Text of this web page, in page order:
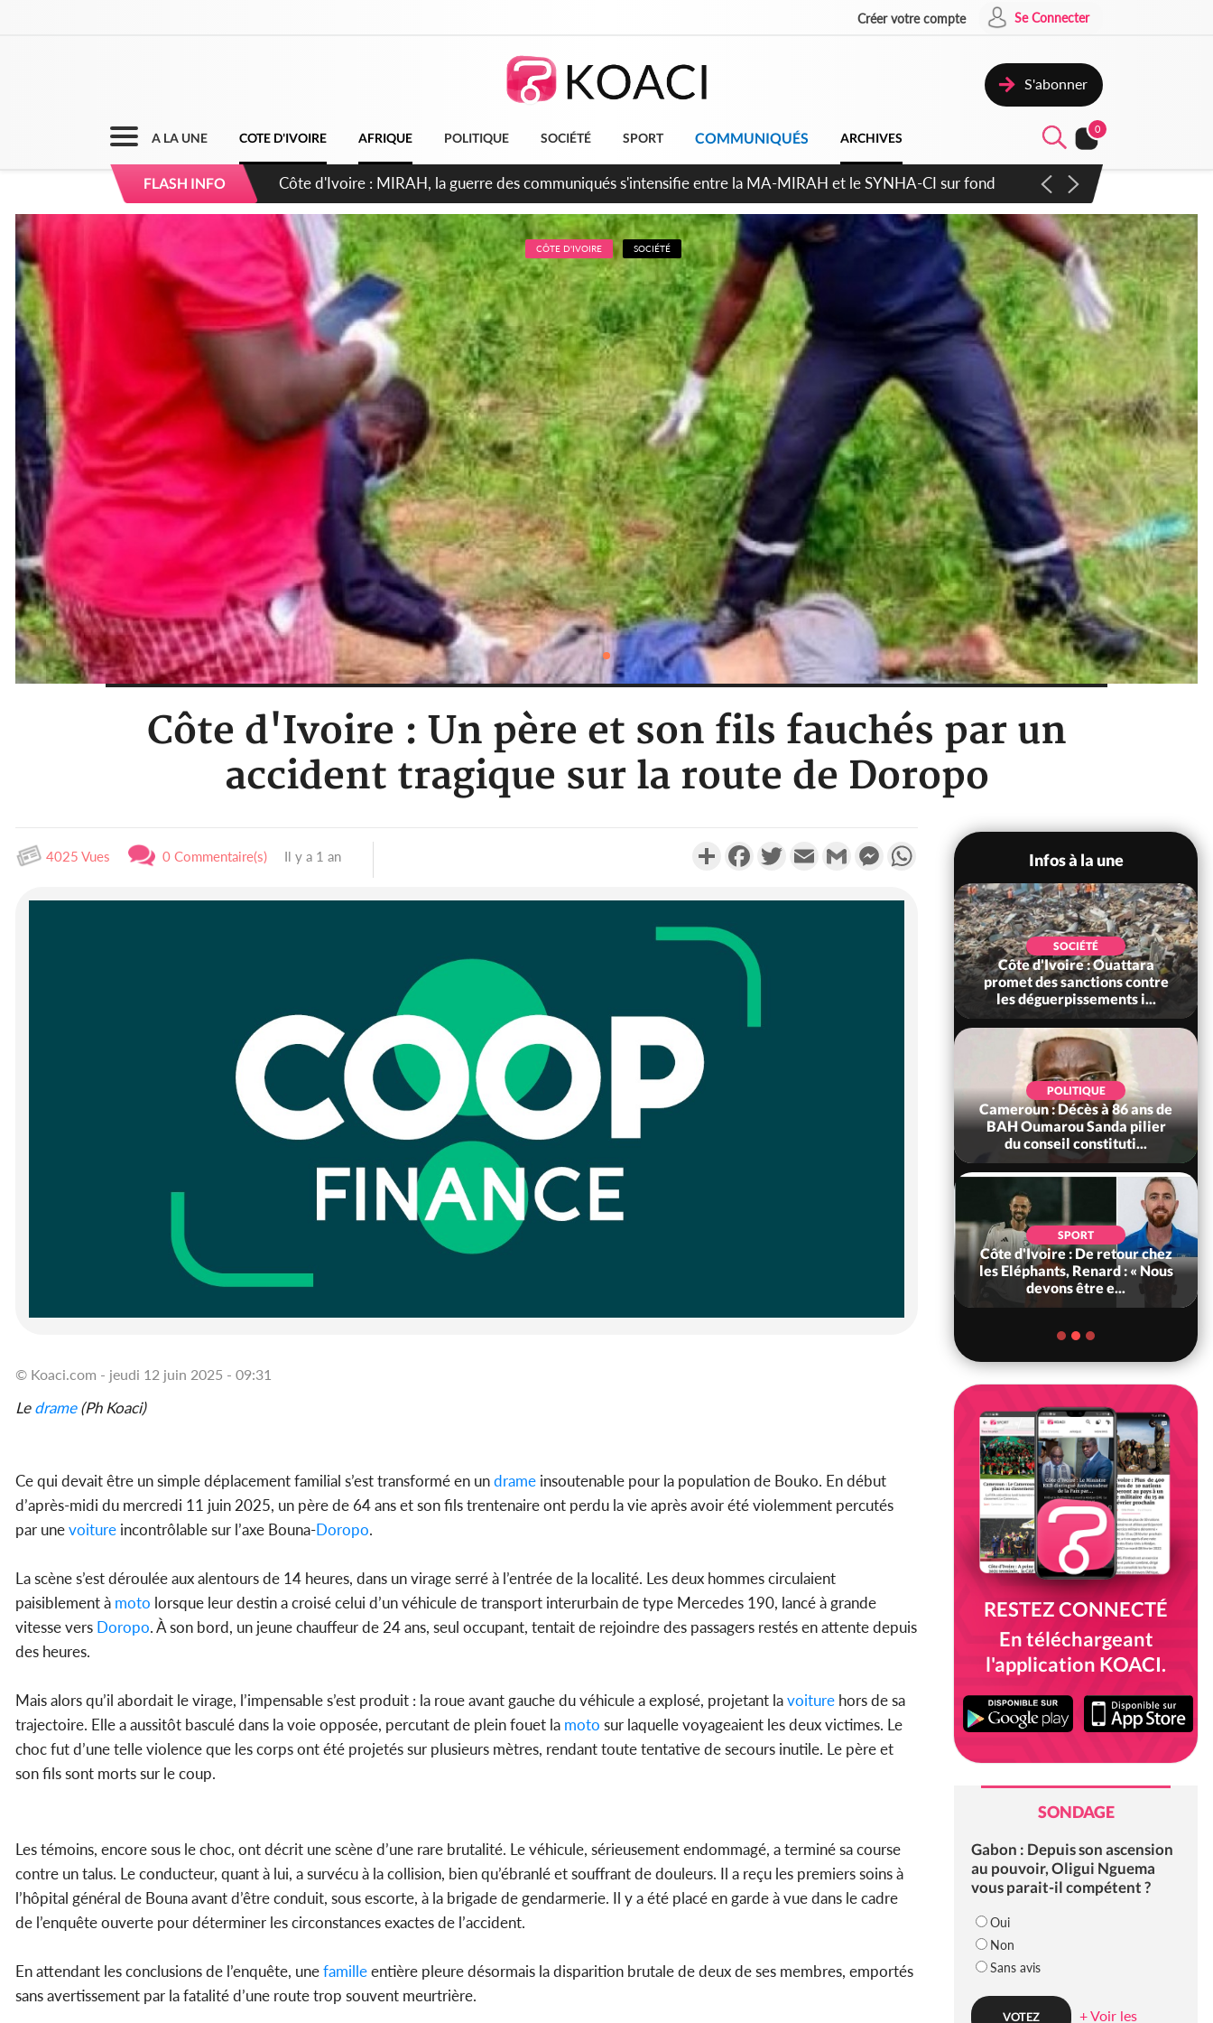
Créer votre compte Se Connecter
S'abonner
A LA UNE COTE D'IVOIRE AFRIQUE POLITIQUE SOCIÉTÉ SPORT COMMUNIQUÉS ARCHIVES
0
FLASH INFO Côte d'Ivoire : Indépendance 2026, Thiam plaide pour un environnement démocratique plus apaisé
CÔTE D'IVOIRE SOCIÉTÉ
Côte d'Ivoire : Un père et son fils fauchés par un
accident tragique sur la route de Doropo
4025 Vues 0 Commentaire(s) Il y a 1 an PartagerFacebookTwitterEmail Gmail MessengerWhatsApp
© Koaci.com - jeudi 12 juin 2025 - 09:31
Ledrame(Ph Koaci)
Ce qui devait être un simple déplacement familial s’est transformé en undrame insoutenable pour la population de Bouko. En début
d’après-midi du mercredi 11 juin 2025, un père de 64 ans et son fils trentenaire ont perdu la vie après avoir été violemment percutés
par unevoiture incontrôlable sur l’axe Bouna-Doropo.
La scène s’est déroulée aux alentours de 14 heures, dans un virage serré à l’entrée de la localité. Les deux hommes circulaient
paisiblement à moto lorsque leur destin a croisé celui d’un véhicule de transport interurbain de type Mercedes 190, lancé à grande
vitesse vers Doropo. À son bord, un jeune chauffeur de 24 ans, seul occupant, tentait de rejoindre des passagers restés en attente depuis
des heures.
Mais alors qu’il abordait le virage, l’impensable s’est produit : la roue avant gauche du véhicule a explosé, projetant lavoiture hors de sa
trajectoire. Elle a aussitôt basculé dans la voie opposée, percutant de plein fouet la moto sur laquelle voyageaient les deux victimes. Le
choc fut d’une telle violence que les corps ont été projetés sur plusieurs mètres, rendant toute tentative de secours inutile. Le père et
son fils sont morts sur le coup.
Les témoins, encore sous le choc, ont décrit une scène d’une rare brutalité. Le véhicule, sérieusement endommagé, a terminé sa course
contre un talus. Le conducteur, quant à lui, a survécu à la collision, bien qu’ébranlé et souffrant de douleurs. Il a reçu les premiers soins à
l’hôpital général de Bouna avant d’être conduit, sous escorte, à la brigade de gendarmerie. Il y a été placé en garde à vue dans le cadre
de l’enquête ouverte pour déterminer les circonstances exactes de l’accident.
En attendant les conclusions de l’enquête, unefamilleentière pleure désormais la disparition brutale de deux de ses membres, emportés
sans avertissement par la fatalité d’une route trop souvent meurtrière.
Infos à la une
Côte d'Ivoire : Après le pari
réussi du 66e anniversaire,
SOCIÉTÉ
Côte d'Ivoire : Ouattara
promet des sanctions contre
les déguerpissements i...
POLITIQUE
Cameroun : Décès à 86 ans de
BAH Oumarou Sanda pilier
du conseil constituti...
SPORT
Côte d'Ivoire : De retour chez
les Eléphants, Renard : « Nous
devons être e...
RESTEZ CONNECTÉ
En téléchargeant
l'application KOACI.
SONDAGE
Gabon : Depuis son ascension
au pouvoir, Oligui Nguema
vous parait-il compétent ?
Oui
Non
Sans avis
+ Voir les